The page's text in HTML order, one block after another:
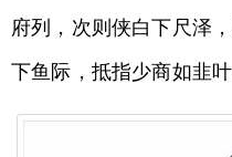
府列，次则侠白下尺泽
下鱼际，抵指少商如韭